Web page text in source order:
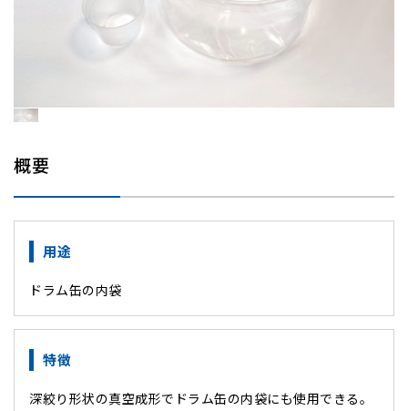
概要
用途
ドラム缶の内袋
特徴
深絞り形状の真空成形でドラム缶の内袋にも使用できる。